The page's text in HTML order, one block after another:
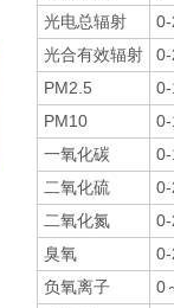
光电总辐射
光合有效辐射
PM2.5
PM10
一氧化碳
二氧化硫
二氧化氮
臭氧
负氧离子
0